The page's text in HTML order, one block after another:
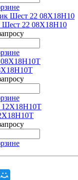
Шест 22 08Х18Н10
росу
росу
росу